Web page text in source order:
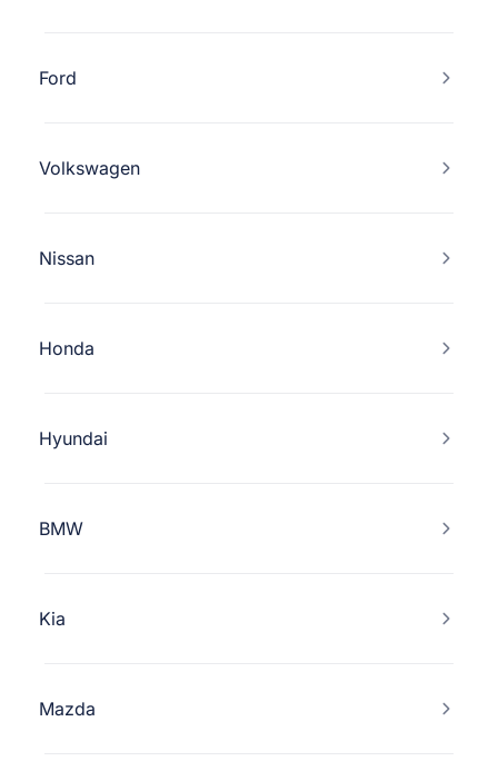
Ford
Volkswagen
Nissan
Honda
Hyundai
BMW
Kia
Mazda